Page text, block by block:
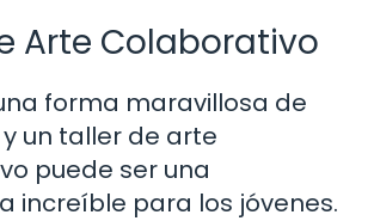
Arte Colaborativo
forma maravillosa de
un taller de arte
puede ser una
increíble para los jóvenes.